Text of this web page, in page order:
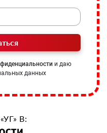
и даю
данных
В: